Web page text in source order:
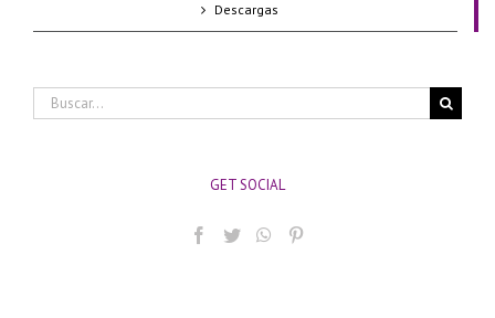
Descargas
Buscar:
GET SOCIAL